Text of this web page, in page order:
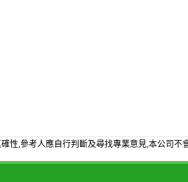
性,參考人應自行判斷及尋找專業意見,本公司不